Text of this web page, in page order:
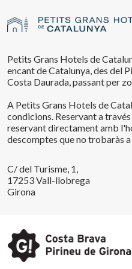
Petits Grans Hotels de
encant de Catalunya, des del
Costa Daurada, passant per
A Petits Grans Hotels de
condicions. Reservant a
reservant directament amb
descomptes que no trobaràs
C/ del Turisme, 1,
17253 Vall-llobrega
Girona